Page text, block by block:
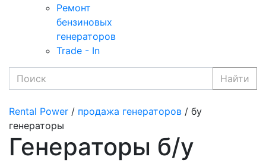
Ремонт
бензиновых
генераторов
Trade - In
Найти
Rental Power / продажа генераторов / бу
генераторы
Генераторы б/у